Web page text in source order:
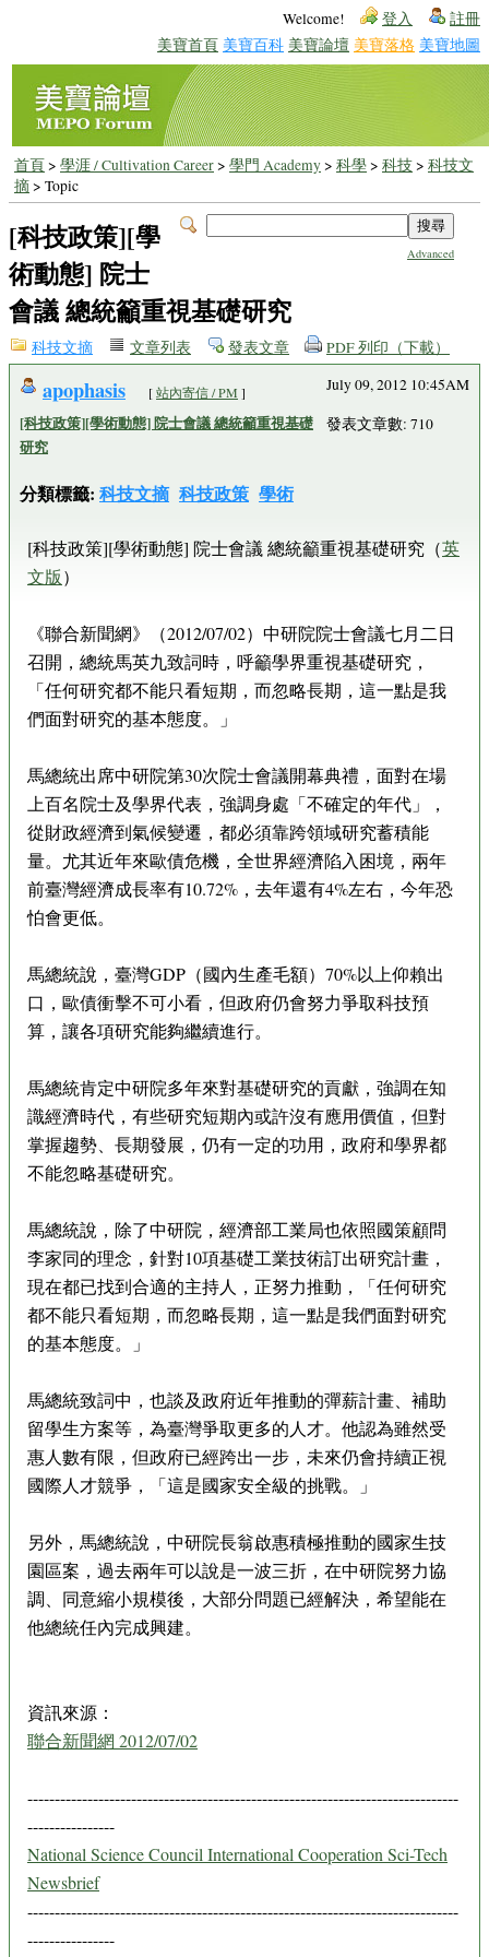
Welcome! 登入 註冊
美寶首頁 美寶百科 美寶論壇 美寶落格 美寶地圖
首頁> 學涯 / Cultivation Career> 學門 Academy> 科學> 科技> 科技文
摘> Topic
Advanced
[科技政策][學
術動態] 院士
會議 總統籲重視基礎研究
科技文摘 文章列表 發表文章 PDF 列印（下載）
apophasis [站內寄信 / PM ]
[科技政策][學術動態] 院士會議 總統籲重視基礎
研究
分類標籤: 科技文摘 科技政策 學術
July 09, 2012 10:45AM
發表文章數: 710
[科技政策][學術動態] 院士會議 總統籲重視基礎研究（英
文版）
《聯合新聞網》（2012/07/02）中研院院士會議七月二日
召開，總統馬英九致詞時，呼籲學界重視基礎研究，
「任何研究都不能只看短期，而忽略長期，這一點是我
們面對研究的基本態度。」
馬總統出席中研院第30次院士會議開幕典禮，面對在場
上百名院士及學界代表，強調身處「不確定的年代」，
從財政經濟到氣候變遷，都必須靠跨領域研究蓄積能
量。尤其近年來歐債危機，全世界經濟陷入困境，兩年
前臺灣經濟成長率有10.72%，去年還有4%左右，今年恐
怕會更低。
馬總統說，臺灣GDP（國內生產毛額）70%以上仰賴出
口，歐債衝擊不可小看，但政府仍會努力爭取科技預
算，讓各項研究能夠繼續進行。
馬總統肯定中研院多年來對基礎研究的貢獻，強調在知
識經濟時代，有些研究短期內或許沒有應用價值，但對
掌握趨勢、長期發展，仍有一定的功用，政府和學界都
不能忽略基礎研究。
馬總統說，除了中研院，經濟部工業局也依照國策顧問
李家同的理念，針對10項基礎工業技術訂出研究計畫，
現在都已找到合適的主持人，正努力推動，「任何研究
都不能只看短期，而忽略長期，這一點是我們面對研究
的基本態度。」
馬總統致詞中，也談及政府近年推動的彈薪計畫、補助
留學生方案等，為臺灣爭取更多的人才。他認為雖然受
惠人數有限，但政府已經跨出一步，未來仍會持續正視
國際人才競爭，「這是國家安全級的挑戰。」
另外，馬總統說，中研院長翁啟惠積極推動的國家生技
園區案，過去兩年可以說是一波三折，在中研院努力協
調、同意縮小規模後，大部分問題已經解決，希望能在
他總統任內完成興建。
資訊來源：
聯合新聞網 2012/07/02
-------------------------------------------------------------------------------
----------------
National Science Council International Cooperation Sci-Tech
Newsbrief
-------------------------------------------------------------------------------
----------------